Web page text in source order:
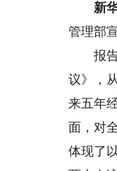
新华
管理部
报告
议》，
来五年
面，对
体现了